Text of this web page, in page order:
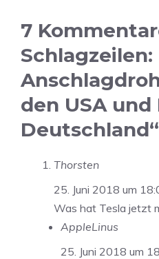
7
Schlagzeilen:
den USA
Deutschland“
Thorsten
25. Juni 2018 um
Was hat Tesla jetzt
AppleLinus
25. Juni 2018 um